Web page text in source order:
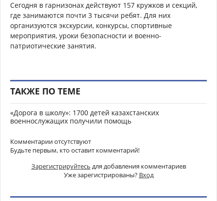
Сегодня в гарнизонах действуют 157 кружков и секций,
где занимаются почти 3 тысячи ребят. Для них
организуются экскурсии, конкурсы, спортивные
мероприятия, уроки безопасности и военно-
патриотические занятия.
ТАКЖЕ ПО ТЕМЕ
«Дорога в школу»: 1700 детей казахстанских
военнослужащих получили помощь
Комментарии отсутствуют
Будьте первым, кто оставит комментарий!
Зарегистрируйтесь для добавления комментариев
Уже зарегистрированы? Вход